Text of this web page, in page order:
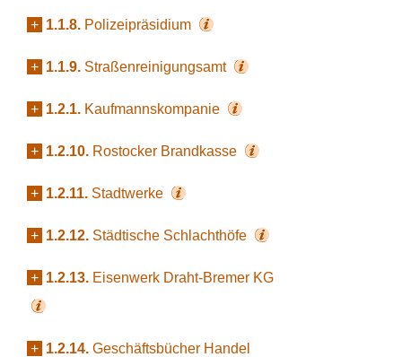
+ 1.1.8. Polizeipräsidium
+ 1.1.9. Straßenreinigungsamt
+ 1.2.1. Kaufmannskompanie
+ 1.2.10. Rostocker Brandkasse
+ 1.2.11. Stadtwerke
+ 1.2.12. Städtische Schlachthöfe
+ 1.2.13. Eisenwerk Draht-Bremer KG
+ 1.2.14. Geschäftsbücher Handel